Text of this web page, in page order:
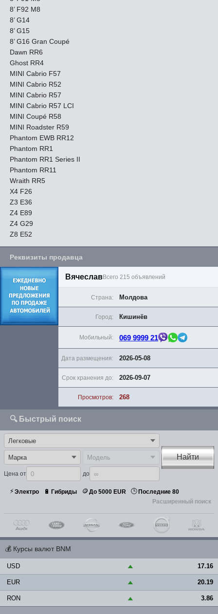
8’ F92 M8
8’ G14
8’ G15
8’ G16 Gran Coupé
Dawn RR6
Ghost RR4
MINI Cabrio F57
MINI Cabrio R52
MINI Cabrio R57
MINI Cabrio R57 LCI
MINI Coupé R58
MINI Roadster R59
Phantom EWB RR12
Phantom RR1
Phantom RR1 Series II
Phantom RR11
Wraith RR5
X4 F26
Z3 E36
Z4 E89
Z4 G29
Z8 E52
Реквизиты продавца
ВячеславВсего 215 объявлений
Страна: Молдова
Дата размещения: 2026-05-08
Город: Кишинёв
Срок хранения до: 2026-09-07
Мобильный: 069 9999 21
Просмотров: 268
🔍 Быстрый поиск
Цена от до
Найти
⚡Электро 🔋 Гибриды 🪙 До 5000 EUR 🕒 Последние 80
Расширенный поиск
💰 Курсы валют BNM
USD ▲ 17.16
EUR ▲ 20.19
RON ▲ 3.86